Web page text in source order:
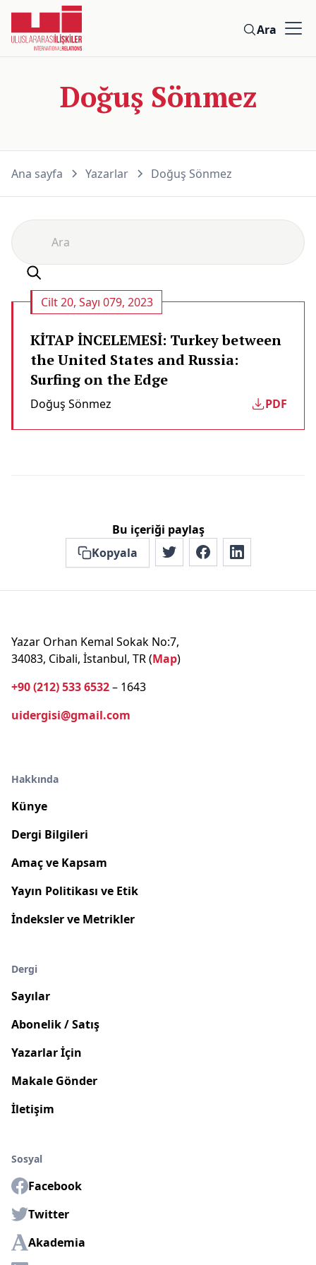
Ara
Doğuş Sönmez
Ana sayfa Yazarlar Doğuş Sönmez
Cilt 20, Sayı 079, 2023
KİTAP İNCELEMESİ: Turkey between
the United States and Russia:
Surfing on the Edge
Doğuş Sönmez PDF
Bu içeriği paylaş
Kopyala
Yazar Orhan Kemal Sokak No:7,
34083, Cibali, İstanbul, TR (Map)
+90 (212) 533 6532– 1643
uidergisi@gmail.com
Hakkında
Künye
Dergi Bilgileri
Amaç ve Kapsam
Yayın Politikası ve Etik
İndeksler ve Metrikler
Dergi
Sayılar
Abonelik / Satış
Yazarlar İçin
Makale Gönder
İletişim
Sosyal
Facebook
Twitter
Akademia